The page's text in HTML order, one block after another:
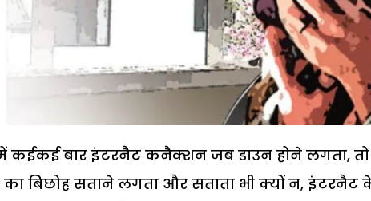
कईकई बार इंटरनैट कनैक्शन जब डाउन होने लगता,
का बिछोह सताने लगता और सताता भी क्यों न, इंटरनैट